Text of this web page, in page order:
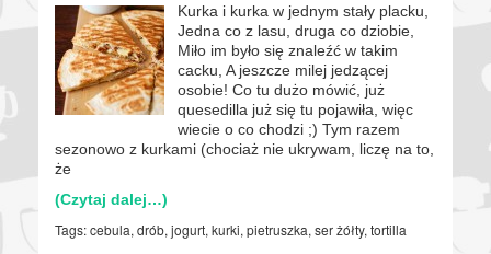
Kurka i kurka w jednym stały placku,
Jedna co z lasu, druga co dziobie,
Miło im było się znaleźć w takim
cacku, A jeszcze milej jedzącej
osobie! Co tu dużo mówić, już
quesedilla już się tu pojawiła, więc
wiecie o co chodzi ;) Tym razem
sezonowo z kurkami (chociaż nie ukrywam, liczę na to,
że
(Czytaj dalej…)
Tags:cebula, drób, jogurt, kurki, pietruszka, ser żółty, tortilla